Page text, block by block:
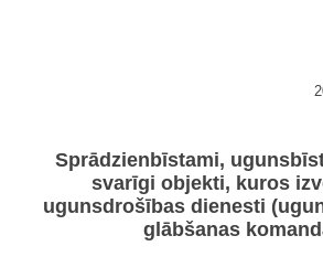
Sprādzienbīstami,
svarīgi objekti, kuros
ugunsdrošības dienesti
glābšanas